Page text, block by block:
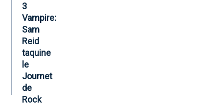
3
Vampire:
Sam
Reid
taquine
le
Journet
de
Rock